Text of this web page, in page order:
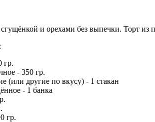
и орехами без выпечки. Торт из
:
гр.
- 350 гр.
(или другие по вкусу) - 1 стакан
- 1 банка
гр.